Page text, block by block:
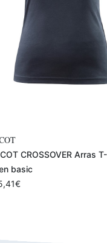
CROSSOVER Arras
basic
€